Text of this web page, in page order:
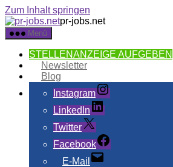
Zum Inhalt springen
pr-jobs.net
Menü
STELLENANZEIGE AUFGEBEN
Newsletter
Blog
Instagram
LinkedIn
Twitter
Facebook
E-Mail